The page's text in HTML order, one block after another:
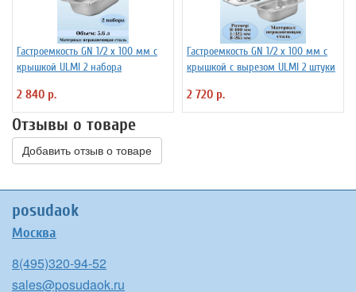
Гастроемкость GN 1/2 х 100 мм с
крышкой ULMI 2 набора
2 840 р.
Гастроемкость GN 1/2 х 100 мм с
крышкой с вырезом ULMI 2 штуки
2 720 р.
Отзывы о товаре
Добавить отзыв о товаре
posudaok
Москва
8(495)320-94-52
sales@posudaok.ru